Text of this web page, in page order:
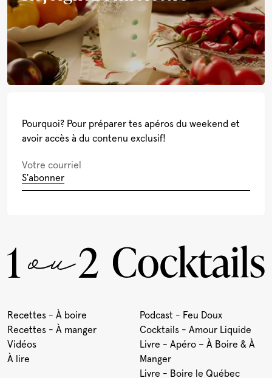
Pourquoi? Pour préparer tes apéros du weekend et
avoir accès à du contenu exclusif!
S'abonner
Recettes - À boire
Recettes - À manger
Vidéos
À lire
Podcast - Feu Doux
Cocktails - Amour Liquide
Livre - Apéro – À Boire & À
Manger
Livre - Boire le Québec